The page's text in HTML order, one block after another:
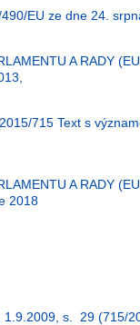
EU ze dne 24.
A RADY
715 Text s
A RADY
2018
1.9.2009, s. 29 (715/